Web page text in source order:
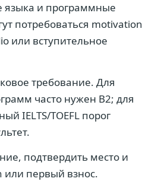
языка и программные
потребоваться motivation
или вступительное
требование. Для
часто нужен B2; для
IELTS/TOEFL порог
подтвердить место и
или первый взнос.